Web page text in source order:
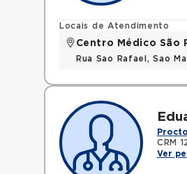
Locais de Atendimento
Centro Médico São
Rua Sao Rafael, Sao
CRM
Ver